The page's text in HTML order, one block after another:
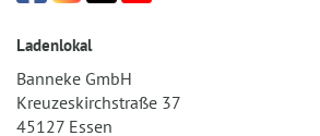
Ladenlokal
Banneke GmbH
Kreuzeskirchstraße 37
45127 Essen